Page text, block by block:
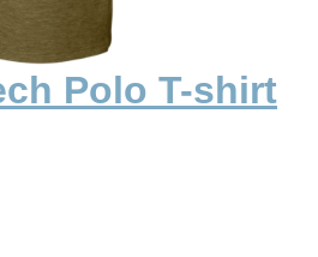
Polo T-shirt